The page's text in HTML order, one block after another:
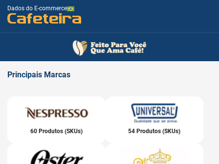
Dados do E-commerce
Cafeteira
Principais Marcas
60 Produtos (SKUs) 54 Produtos (SKUs)